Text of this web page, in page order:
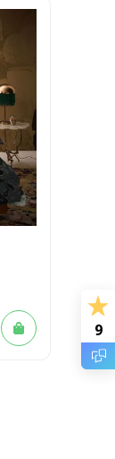
9